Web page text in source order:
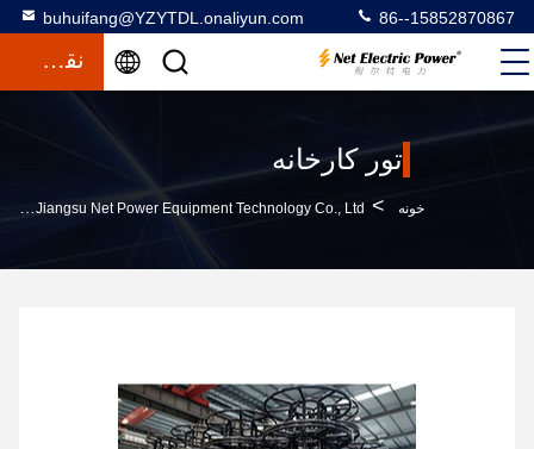
buhuifang@YZYTDL.onaliyun.com 86--15852870867
نقل قول
تور کارخانه
خونه > Jiangsu Net Power Equipment Technology Co., Ltd. تور کارخانه